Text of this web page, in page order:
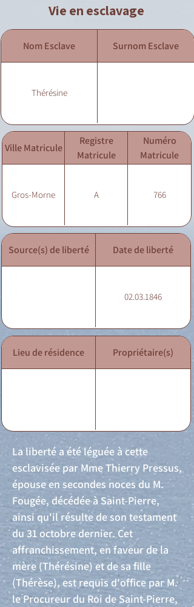
Vie en esclavage
Nom Esclave Surnom Esclave
Thérésine
Ville Matricule
Registre
Matricule
Numéro
Matricule
Gros-Morne A 766
Source(s) de liberté Date de liberté
02.03.1846
Lieu de résidence Propriétaire(s)
La liberté a été léguée à cette
esclavisée par Mme Thierry Pressus,
épouse en secondes noces du M.
Fougée, décédée à Saint-Pierre,
ainsi qu'il résulte de son testament
du 31 octobre dernier. Cet
affranchissement, en faveur de la
mère (Thérésine) et de sa fille
(Thérèse), est requis d'office par M.
le Procureur du Roi de Saint-Pierre,